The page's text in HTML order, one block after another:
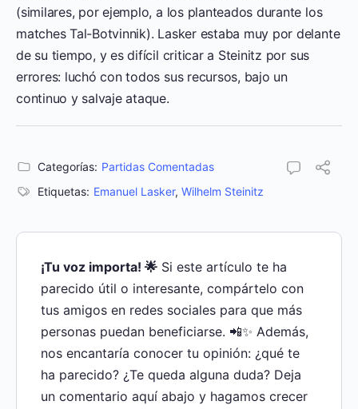
(similares, por ejemplo, a los planteados durante los
matches Tal-Botvinnik). Lasker estaba muy por delante
de su tiempo, y es difícil criticar a Steinitz por sus
errores: luchó con todos sus recursos, bajo un
continuo y salvaje ataque.
Categorías: Partidas Comentadas
Etiquetas: Emanuel Lasker, Wilhelm Steinitz
¡Tu voz importa! 🌟 Si este artículo te ha
parecido útil o interesante, compártelo con
tus amigos en redes sociales para que más
personas puedan beneficiarse. 📲✨ Además,
nos encantaría conocer tu opinión: ¿qué te
ha parecido? ¿Te queda alguna duda? Deja
un comentario aquí abajo y hagamos crecer